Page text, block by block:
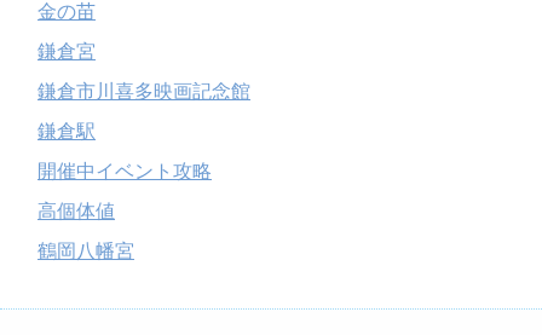
金の苗
鎌倉宮
鎌倉市川喜多映画記念館
鎌倉駅
開催中イベント攻略
高個体値
鶴岡八幡宮